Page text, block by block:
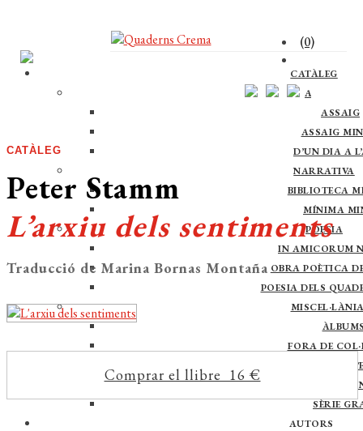
(0)
CATÀLEG
ASSAIG
ASSAIG
ASSAIG
D’UN DIA A
NARRATIVA
BIBLIOTECA
MÍNIMA
POESIA
IN AMICORUM
OBRA POÈTICA
POESIA DELS
FORA DE
OBRA CATALANA
SÈRIE
AUTORS
CATÀLEG
Peter Stamm
L’arxiu dels sentiments
Traducció de Marina Bornas Montaña
Comprar el llibre 16 €